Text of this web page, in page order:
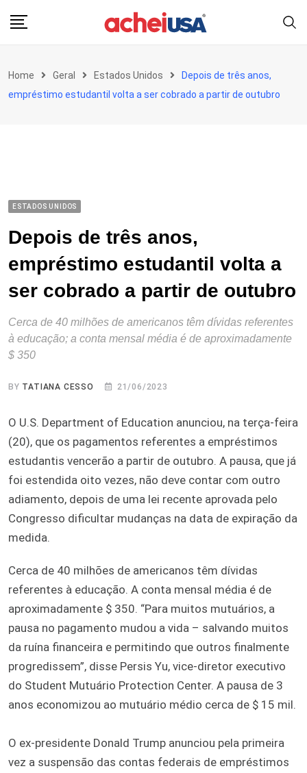
Home Geral Estados Unidos
Depois de três anos,
empréstimo estudantil volta a ser cobrado a partir de outubro
ESTADOS UNIDOS
Depois de três anos,
empréstimo estudantil volta a
ser cobrado a partir de outubro
Cerca de 40 milhões de americanos têm dívidas referentes
à educação; a conta mensal média é de aproximadamente
$ 350
BY TATIANA CESSO 21/06/2023
O U.S. Department of Education anunciou, na terça-feira
(20), que os pagamentos referentes a empréstimos
estudantis vencerão a partir de outubro. A pausa, que já
foi estendida oito vezes, não deve contar com outro
adiamento, depois de uma lei recente aprovada pelo
Congresso dificultar mudanças na data de expiração da
medida.
Cerca de 40 milhões de americanos têm dívidas
referentes à educação. A conta mensal média é de
aproximadamente $ 350. “Para muitos mutuários, a
pausa no pagamento mudou a vida – salvando muitos
da ruína financeira e permitindo que outros finalmente
progredissem”, disse Persis Yu, vice-diretor executivo
do Student Mutuário Protection Center. A pausa de 3
anos economizou ao mutuário médio cerca de $ 15 mil.
O ex-presidente Donald Trump anunciou pela primeira
vez a suspensão das contas federais de empréstimos